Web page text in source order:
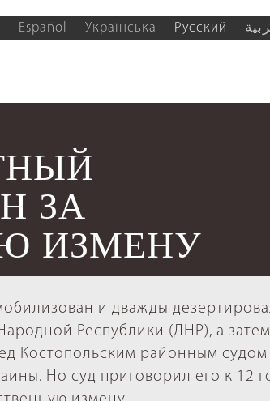
Español Українська Русский
ЗА
ИЗМЕНУ
и дважды
Республики (ДНР), а
Костопольским районным судом
Но суд приговорил его к 12